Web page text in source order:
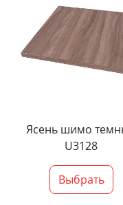
Ясень шимо
U3128
Выбрать